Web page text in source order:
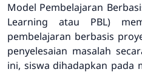
Model Pembelajaran
Learning atau PBL)
pembelajaran berbasis
penyelesaian masalah
ini, siswa dihadapkan pada